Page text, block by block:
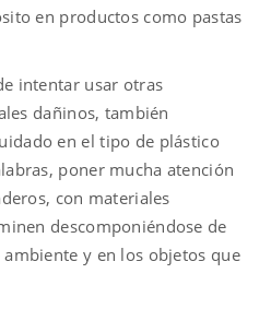
en productos como pastas
intentar usar otras
dañinos, también
en el tipo de plástico
poner mucha atención
con materiales
descomponiéndose de
y en los objetos que